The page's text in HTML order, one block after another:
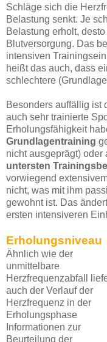
Schläge sich die
Belastung senkt. Je
Belastung erholt,
Blutversorgung. Das
intensiven
heißt das auch, dass
schlechtere
Besonders auffällig ist
auch sehr trainierte
Erholungsfähigkeit
Grundlagentraining
nicht ausgeprägt) oder
untersten
vorwiegend
nicht, was mit ihm
gewohnt ist. Das
ersten intensiveren
Erholungsniveau
Ähnlich wie der
unmittelbare
Herzfrequenzabfall
auch der Verlauf der
Herzfrequenz in der
Erholungsphase
Informationen zur
Beurteilung der